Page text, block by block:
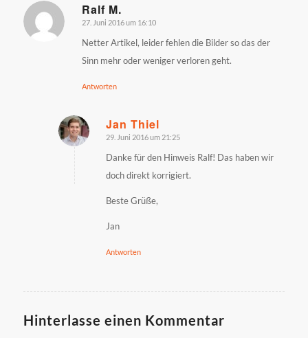
Ralf M.
sagte:
27. Juni 2016 um 16:10
Netter Artikel, leider fehlen die Bilder so das der
Sinn mehr oder weniger verloren geht.
Antworten
Jan Thiel
sagte:
29. Juni 2016 um 21:25
Danke für den Hinweis Ralf! Das haben wir
doch direkt korrigiert.
Beste Grüße,
Jan
Antworten
Hinterlasse einen Kommentar